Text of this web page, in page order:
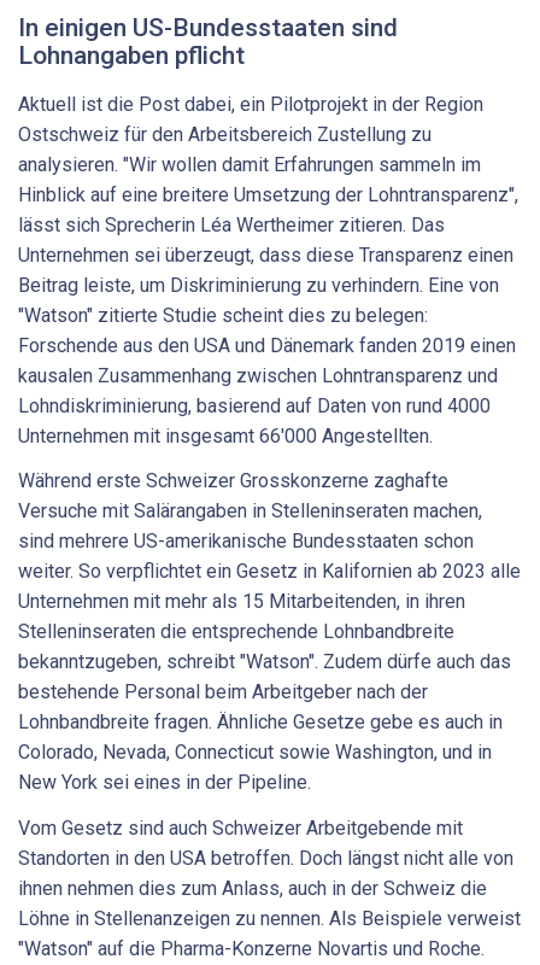
In einigen US-Bundesstaaten sind
Lohnangaben pflicht
Aktuell ist die Post dabei, ein Pilotprojekt in der Region
Ostschweiz für den Arbeitsbereich Zustellung zu
analysieren. "Wir wollen damit Erfahrungen sammeln im
Hinblick auf eine breitere Umsetzung der Lohntransparenz",
lässt sich Sprecherin Léa Wertheimer zitieren. Das
Unternehmen sei überzeugt, dass diese Transparenz einen
Beitrag leiste, um Diskriminierung zu verhindern. Eine von
"Watson" zitierte Studie scheint dies zu belegen:
Forschende aus den USA und Dänemark fanden 2019 einen
kausalen Zusammenhang zwischen Lohntransparenz und
Lohndiskriminierung, basierend auf Daten von rund 4000
Unternehmen mit insgesamt 66'000 Angestellten.
Während erste Schweizer Grosskonzerne zaghafte
Versuche mit Salärangaben in Stelleninseraten machen,
sind mehrere US-amerikanische Bundesstaaten schon
weiter. So verpflichtet ein Gesetz in Kalifornien ab 2023 alle
Unternehmen mit mehr als 15 Mitarbeitenden, in ihren
Stelleninseraten die entsprechende Lohnbandbreite
bekanntzugeben, schreibt "Watson". Zudem dürfe auch das
bestehende Personal beim Arbeitgeber nach der
Lohnbandbreite fragen. Ähnliche Gesetze gebe es auch in
Colorado, Nevada, Connecticut sowie Washington, und in
New York sei eines in der Pipeline.
Vom Gesetz sind auch Schweizer Arbeitgebende mit
Standorten in den USA betroffen. Doch längst nicht alle von
ihnen nehmen dies zum Anlass, auch in der Schweiz die
Löhne in Stellenanzeigen zu nennen. Als Beispiele verweist
"Watson" auf die Pharma-Konzerne Novartis und Roche.